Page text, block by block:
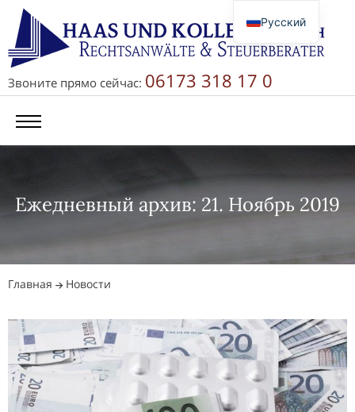
Звоните прямо сейчас: 06173 318 17 0
Ежедневный архив: 21. Ноябрь 2019
Главная Новости
Русский
Deutsch
English
简体中文